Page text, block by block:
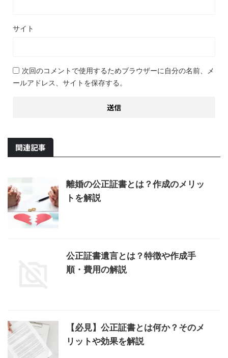
サイト
次回のコメントで使用するためブラウザーに自分の名前、メ
ールアドレス、サイトを保存する。
関連記事
離婚の公正証書とは？作成のメリッ
トを解説
公正証書遺言とは？特徴や作成手
順・費用の解説
【必見】公正証書とは何か？そのメ
リットや効果を解説